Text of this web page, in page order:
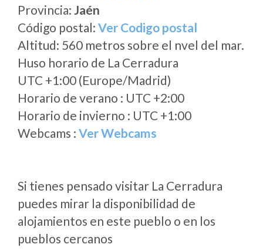
Provincia: Jaén
Código postal: Ver Codigo postal
Altitud: 560 metros sobre el nvel del mar.
Huso horario de La Cerradura
UTC +1:00 (Europe/Madrid)
Horario de verano : UTC +2:00
Horario de invierno : UTC +1:00
Webcams : Ver Webcams
Si tienes pensado visitar La Cerradura
puedes mirar la disponibilidad de
alojamientos en este pueblo o en los
pueblos cercanos